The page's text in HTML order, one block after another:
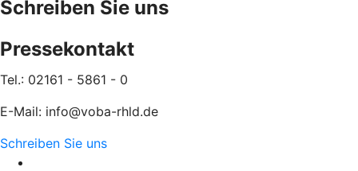
Schreiben Sie uns
Pressekontakt
Tel.: 02161 - 5861 - 0
E-Mail: info@voba-rhld.de
Schreiben Sie uns